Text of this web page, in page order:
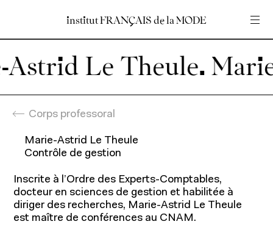
institutFRANÇAISdelaMODE
institutFRANÇAISdelaMODE
Programmes
Entrez votre recherche
Le Theule.
Corps professoral
Marie-Astrid Le Theule
Contrôle de gestion
Inscrite à l’Ordre des Experts-Comptables,
docteur en sciences de gestion et habilitée à
diriger des recherches, Marie-Astrid Le Theule
est maître de conférences au CNAM.